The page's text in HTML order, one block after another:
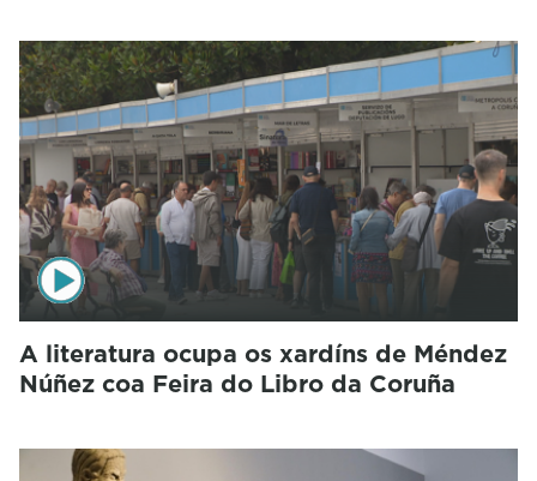
A literatura ocupa os xardíns de Méndez
Núñez coa Feira do Libro da Coruña